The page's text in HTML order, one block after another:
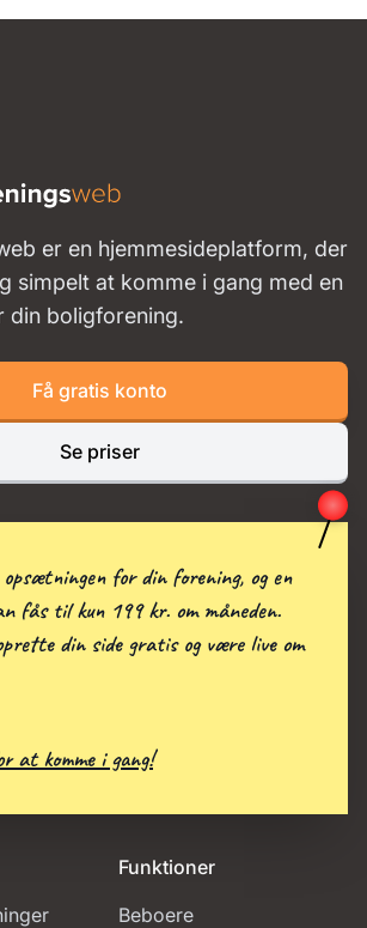
er en hjemmesideplatform, der
simpelt at komme i gang med en
din boligforening.
Få gratis konto
Se priser
Funktioner
Beboere
for din forening, og en
fås til kun 199 kr. om måneden.
din side gratis og være live om
komme i gang!